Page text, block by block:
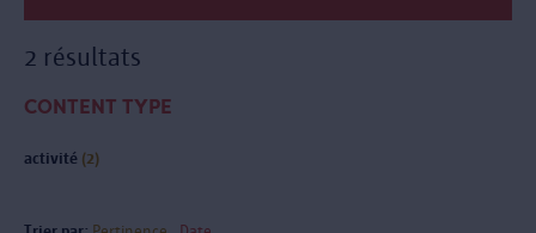
2 résultats
CONTENT TYPE
activité (2)